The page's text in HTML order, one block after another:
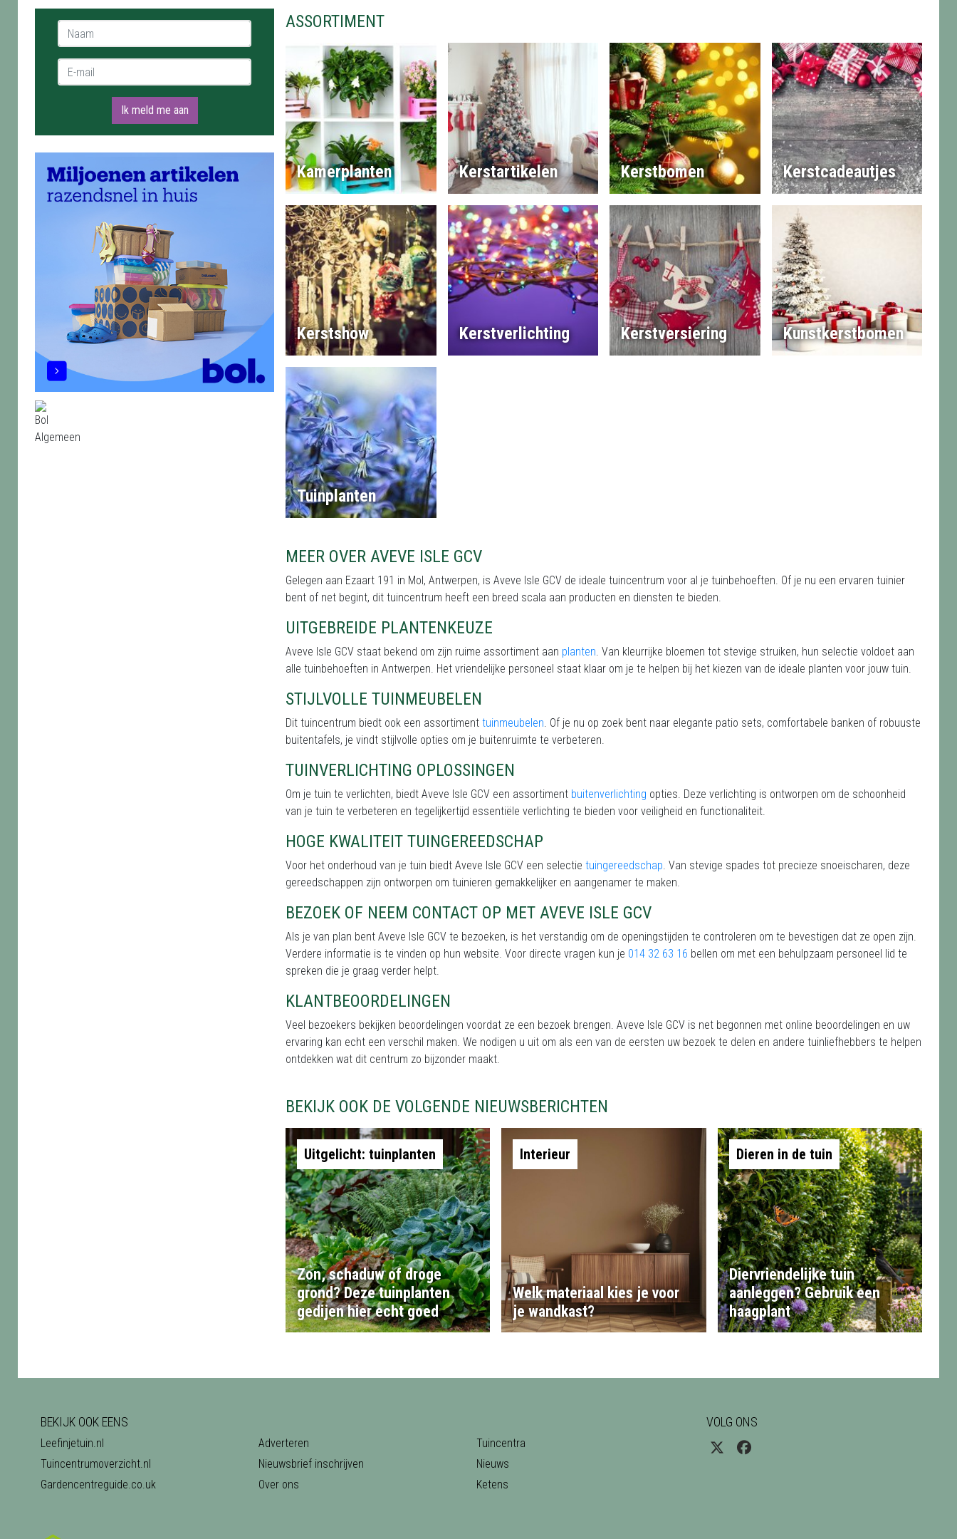
Naam *
E-mail *
Ik meld me aan
ASSORTIMENT
Kamerplanten Kerstartikelen Kerstbomen Kerstcadeautjes
Kerstshow Kerstverlichting Kerstversiering Kunstkerstbomen
Tuinplanten
MEER OVER AVEVE ISLE GCV
Gelegen aan Ezaart 191 in Mol, Antwerpen, is Aveve Isle GCV de ideale tuincentrum voor al je tuinbehoeften. Of je nu een ervaren tuinier
bent of net begint, dit tuincentrum heeft een breed scala aan producten en diensten te bieden.
UITGEBREIDE PLANTENKEUZE
Aveve Isle GCV staat bekend om zijn ruime assortiment aan planten . Van kleurrijke bloemen tot stevige struiken, hun selectie voldoet aan
alle tuinbehoeften in Antwerpen. Het vriendelijke personeel staat klaar om je te helpen bij het kiezen van de ideale planten voor jouw tuin.
STIJLVOLLE TUINMEUBELEN
Dit tuincentrum biedt ook een assortiment tuinmeubelen . Of je nu op zoek bent naar elegante patio sets, comfortabele banken of robuuste
buitentafels, je vindt stijlvolle opties om je buitenruimte te verbeteren.
TUINVERLICHTING OPLOSSINGEN
Om je tuin te verlichten, biedt Aveve Isle GCV een assortiment buitenverlichting opties. Deze verlichting is ontworpen om de schoonheid
van je tuin te verbeteren en tegelijkertijd essentiële verlichting te bieden voor veiligheid en functionaliteit.
HOGE KWALITEIT TUINGEREEDSCHAP
Voor het onderhoud van je tuin biedt Aveve Isle GCV een selectie tuingereedschap . Van stevige spades tot precieze snoeischaren, deze
gereedschappen zijn ontworpen om tuinieren gemakkelijker en aangenamer te maken.
BEZOEK OF NEEM CONTACT OP MET AVEVE ISLE GCV
Als je van plan bent Aveve Isle GCV te bezoeken, is het verstandig om de openingstijden te controleren om te bevestigen dat ze open zijn.
Verdere informatie is te vinden op hun website. Voor directe vragen kun je 014 32 63 16 bellen om met een behulpzaam personeel lid te
spreken die je graag verder helpt.
KLANTBEOORDELINGEN
Veel bezoekers bekijken beoordelingen voordat ze een bezoek brengen. Aveve Isle GCV is net begonnen met online beoordelingen en uw
ervaring kan echt een verschil maken. We nodigen u uit om als een van de eersten uw bezoek te delen en andere tuinliefhebbers te helpen
ontdekken wat dit centrum zo bijzonder maakt.
BEKIJK OOK DE VOLGENDE NIEUWSBERICHTEN
Uitgelicht: tuinplanten
Zon, schaduw of droge
grond? Deze tuinplanten
gedijen hier echt goed
Interieur
Welk materiaal kies je voor
je wandkast?
Dieren in de tuin
Diervriendelijke tuin
aanleggen? Gebruik een
haagplant
BEKIJK OOK EENS
Leefinjetuin.nl
Tuincentrumoverzicht.nl
Gardencentreguide.co.uk
Adverteren
Nieuwsbrief inschrijven
Over ons
Tuincentra
Nieuws
Ketens
VOLG ONS